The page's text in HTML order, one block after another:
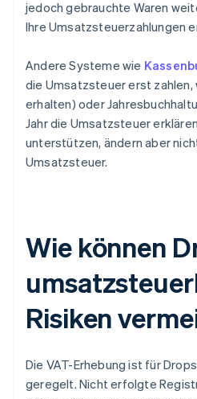
jedoch gebrauchte Waren
Ihre Umsatzsteuerzahlungen
Andere Systeme wie
die Umsatzsteuer erst zahlen,
erhalten) oder
Jahr die Umsatzsteuer
unterstützen, ändern aber
Umsatzsteuer.
Wie können
Risiken
Die VAT-Erhebung ist für
geregelt. Nicht erfolgte